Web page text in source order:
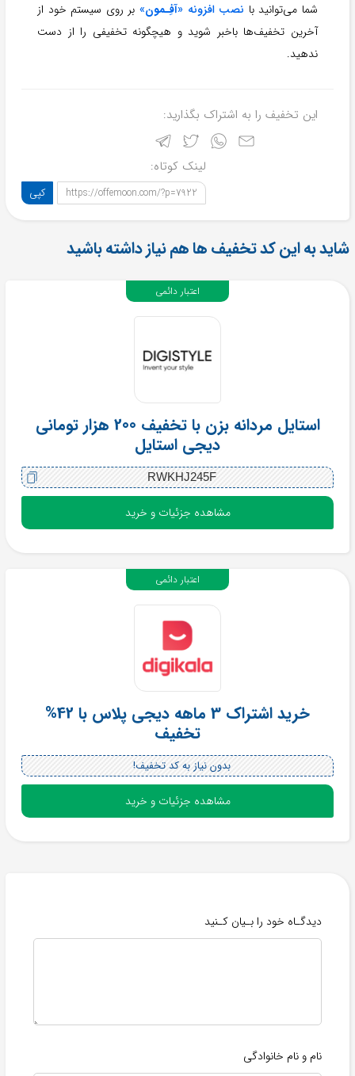
شما می‌توانید با نصب افزونه «آفِـمون» بر روی سیستم خود از
آخرین تخفیف‌ها باخبر شوید و هیچگونه تخفیفی را از دست
ندهید.
این تخفیف را به اشتراک بگذارید:
لینک کوتاه:
https://offemoon.com/?p=7922 کپی
شاید به این کد تخفیف ها هم نیاز داشته باشید
استایل مردانه بزن با تخفیف 200 هزار تومانی
دیجی استایل
RWKHJ245F
مشاهده جزئیات و خرید
اعتبار دائمی
خرید اشتراک 3 ماهه دیجی پلاس با 42%
تخفیف
بدون نیاز به کد تخفیف!
مشاهده جزئیات و خرید
اعتبار دائمی
دیدگـاه خود را بـیان کـنید
نام و نام خانوادگی